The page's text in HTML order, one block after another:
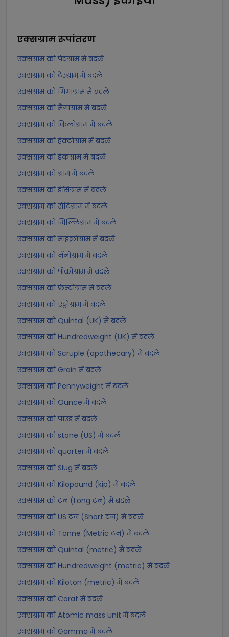
एक्सग्रामरूपांतरण
एक्सग्राम को पेटग्राम में बदलें
एक्सग्राम को टेरग्राम में बदलें
एक्सग्राम को गिगाग्राम में बदलें
एक्सग्राम को मैगाग्राम में बदलें
एक्सग्राम को किलोग्राम में बदलें
एक्सग्राम को हेक्टोग्राम में बदलें
एक्सग्राम को डेकग्राम में बदलें
एक्सग्राम को ग्राम में बदलें
एक्सग्राम को डेसिग्राम में बदलें
एक्सग्राम को सेंटिग्राम में बदलें
एक्सग्राम को मिल्लिग्राम में बदलें
एक्सग्राम को माइक्रोग्राम में बदलें
एक्सग्राम को नॅनोग्राम में बदलें
एक्सग्राम को पीकोग्राम में बदलें
एक्सग्राम को फ़ेम्टोग्राम में बदलें
एक्सग्राम को एट्टोग्राम में बदलें
एक्सग्राम को Quintal (UK) में बदलें
एक्सग्राम को Hundredweight (UK) में बदलें
एक्सग्राम को Scruple (apothecary) में बदलें
एक्सग्राम को Grain में बदलें
एक्सग्राम को Pennyweight में बदलें
एक्सग्राम को Ounce में बदलें
एक्सग्राम को पाउंड में बदलें
एक्सग्राम को stone (US) में बदलें
एक्सग्राम को quarter में बदलें
एक्सग्राम को Slug में बदलें
एक्सग्राम को Kilopound (kip) में बदलें
एक्सग्राम को टन (Long टन) में बदलें
एक्सग्राम को US टन (Short टन) में बदलें
एक्सग्राम को Tonne (Metric टन) में बदलें
एक्सग्राम को Quintal (metric) में बदलें
एक्सग्राम को Hundredweight (metric) में बदलें
एक्सग्राम को Kiloton (metric) में बदलें
एक्सग्राम को Carat में बदलें
एक्सग्राम को Atomic mass unit में बदलें
एक्सग्राम को Gamma में बदलें